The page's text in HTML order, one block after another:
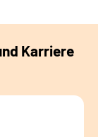
Karriere